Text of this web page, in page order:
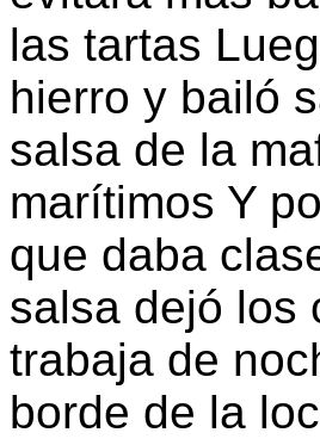
las tartas
hierro y bailó
salsa de la
marítimos Y
que daba
salsa dejó los
trabaja de
borde de la